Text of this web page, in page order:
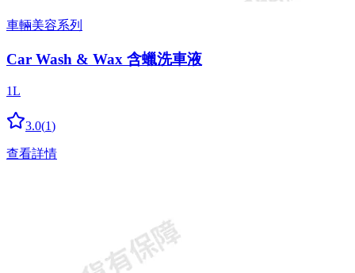
車輛美容系列
Car Wash & Wax 含蠟洗車液
1L
3.0(1)
查看詳情